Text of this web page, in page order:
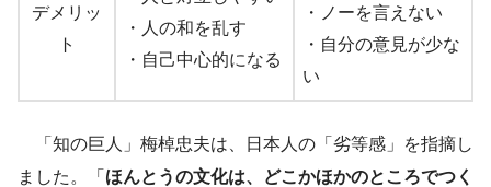
デメリッ
ト
・人の和を乱す
・自己中心的になる
・ノーを言えない
・自分の意見が少な
い
「知の巨人」梅棹忠夫は、日本人の「劣等感」を指摘し
ました。「 ほんとうの文化は、どこかほかのところでつく